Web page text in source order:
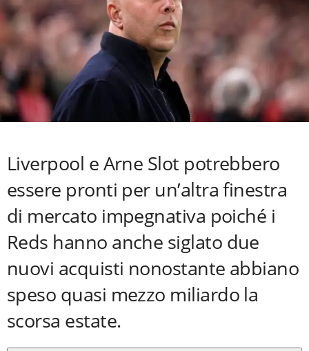
Liverpool e Arne Slot potrebbero
essere pronti per un’altra finestra
di mercato impegnativa poiché i
Reds hanno anche siglato due
nuovi acquisti nonostante abbiano
speso quasi mezzo miliardo la
scorsa estate.